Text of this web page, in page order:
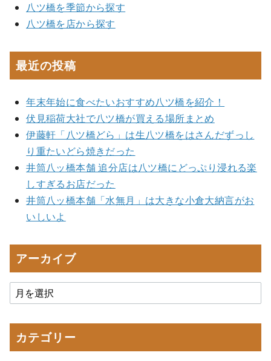
八ツ橋を季節から探す
八ツ橋を店から探す
最近の投稿
年末年始に食べたいおすすめ八ツ橋を紹介！
伏見稲荷大社で八ツ橋が買える場所まとめ
伊藤軒「八ツ橋どら」は生八ツ橋をはさんだずっし
り重たいどら焼きだった
井筒八ッ橋本舗 追分店は八ツ橋にどっぷり浸れる楽
しすぎるお店だった
井筒八ッ橋本舗「水無月」は大きな小倉大納言がお
いしいよ
アーカイブ
カテゴリー